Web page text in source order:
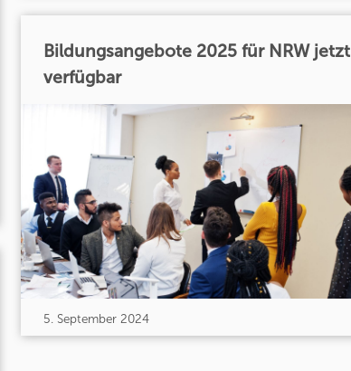
Bildungsangebote 2025 für NRW jetzt
verfügbar
5. September 2024